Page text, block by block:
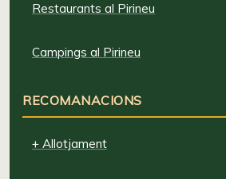
Restaurants al Pirineu
Campings al Pirineu
RECOMANACIONS
+ Allotjament